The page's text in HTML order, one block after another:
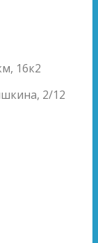
16к2
2/12